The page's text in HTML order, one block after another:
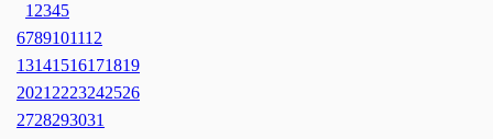
1 2345
6789101112
13141516171819
2021 2223242526
2728293031